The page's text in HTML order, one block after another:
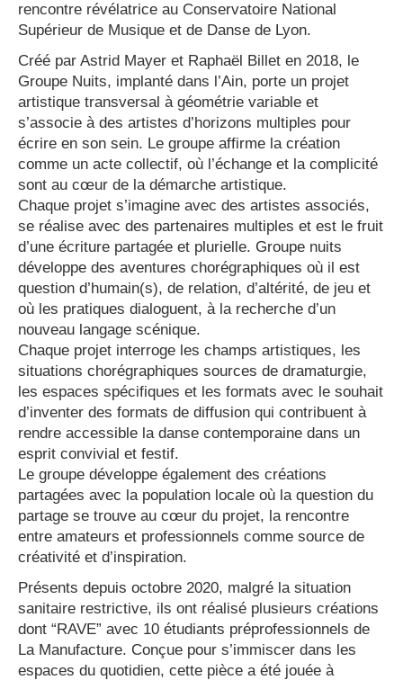
rencontre révélatrice au Conservatoire National
Supérieur de Musique et de Danse de Lyon.
Créé par Astrid Mayer et Raphaël Billet en 2018, le
Groupe Nuits, implanté dans l’Ain, porte un projet
artistique transversal à géométrie variable et
s’associe à des artistes d’horizons multiples pour
écrire en son sein. Le groupe affirme la création
comme un acte collectif, où l’échange et la complicité
sont au cœur de la démarche artistique.
Chaque projet s’imagine avec des artistes associés,
se réalise avec des partenaires multiples et est le fruit
d’une écriture partagée et plurielle. Groupe nuits
développe des aventures chorégraphiques où il est
question d’humain(s), de relation, d’altérité, de jeu et
où les pratiques dialoguent, à la recherche d’un
nouveau langage scénique.
Chaque projet interroge les champs artistiques, les
situations chorégraphiques sources de dramaturgie,
les espaces spécifiques et les formats avec le souhait
d’inventer des formats de diffusion qui contribuent à
rendre accessible la danse contemporaine dans un
esprit convivial et festif.
Le groupe développe également des créations
partagées avec la population locale où la question du
partage se trouve au cœur du projet, la rencontre
entre amateurs et professionnels comme source de
créativité et d’inspiration.
Présents depuis octobre 2020, malgré la situation
sanitaire restrictive, ils ont réalisé plusieurs créations
dont “RAVE” avec 10 étudiants préprofessionnels de
La Manufacture. Conçue pour s’immiscer dans les
espaces du quotidien, cette pièce a été jouée à